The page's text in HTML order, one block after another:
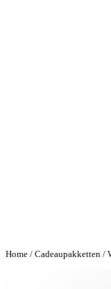
Home / Cadeaupakketten /